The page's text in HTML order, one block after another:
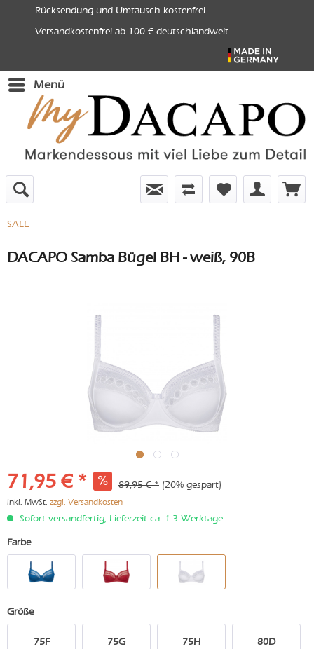
Rücksendung und Umtausch kostenfrei
Versandkostenfrei ab 100 € deutschlandweit
Menü
SALE
DACAPO Samba Bügel BH - weiß, 90B
71,95 € * 89,95 € * (20% gespart)
inkl. MwSt. zzgl. Versandkosten
Sofort versandfertig, Lieferzeit ca. 1-3 Werktage
Farbe
Größe
75F 75G 75H 80D